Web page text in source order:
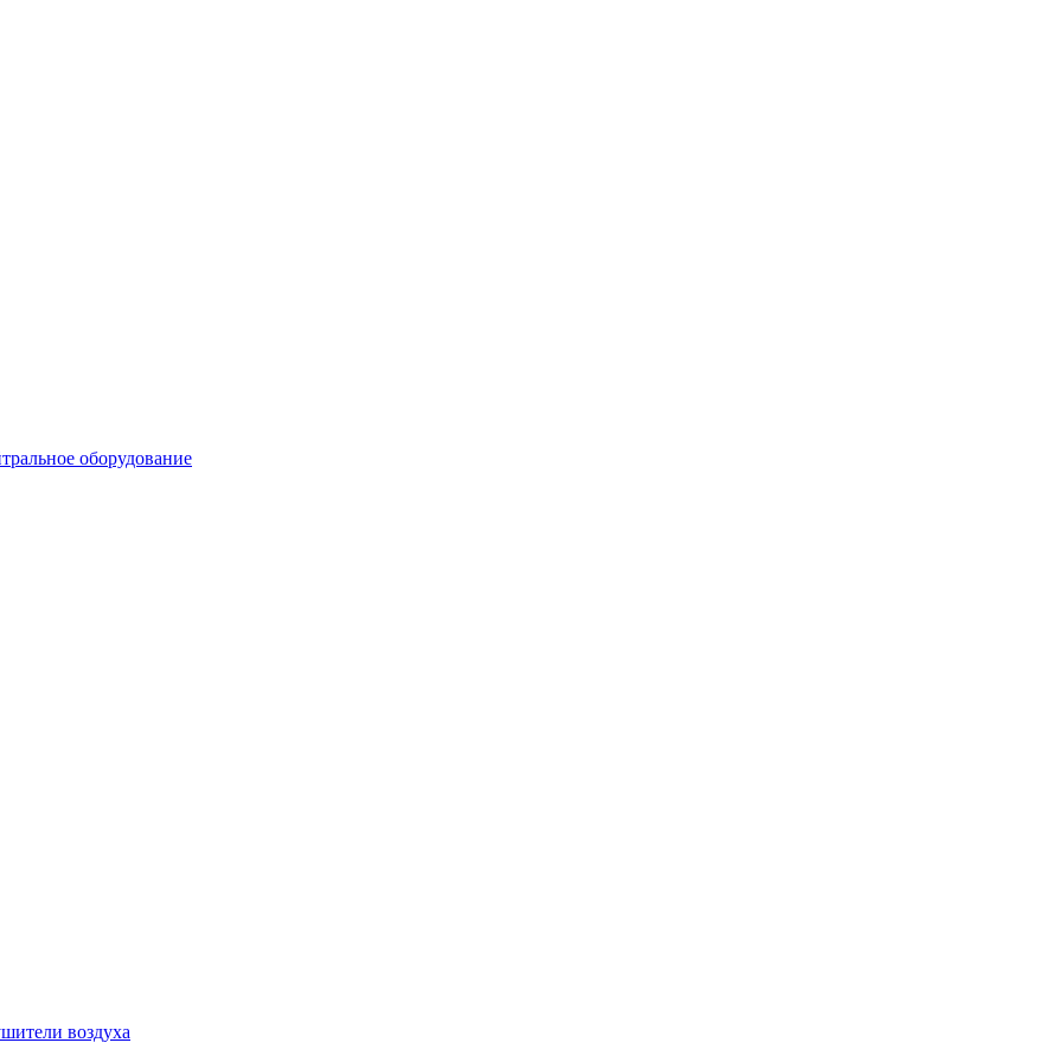
оборудование
воздуха